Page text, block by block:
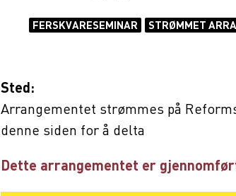
FERSKVARESEMINAR STRØMMET
Sted:
Arrangementet strømmes på
denne siden for å delta
Dette arrangementet er